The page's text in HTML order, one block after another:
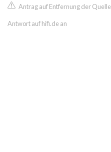
Antrag auf Entfernung der Quelle
Antwort auf hifi.de an